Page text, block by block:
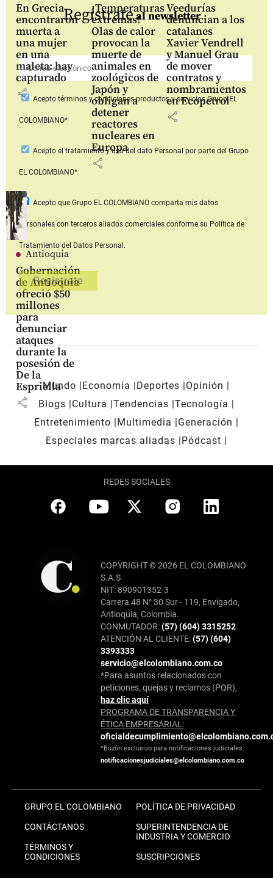
En Grecia
encontraron
muerta a
una mujer
en una
maleta: hay
capturado
share
¡Temperaturas
extremas!
Olas de calor
provocan la
muerte de
animales en
zoológicos de
Japón y
obligan a
detener
reactores
nucleares en
Europa
share
Veedurías
denuncian a los
catalanes
Xavier Vendrell
y Manuel Grau
de mover
contratos y
nombramientos
en Ecopetrol
share
Antioquia
Gobernación
de Antioquia
ofreció $50
millones
para
denunciar
ataques
durante la
posesión de
De la
Espriella
share
Regístrateal newsletter
Aceptotérminos y condiciones productos y serviciosGrupo EL
COLOMBIANO*
Acepto el tratamiento y uso del dato Personal por parte del Grupo
EL COLOMBIANO*
Acepto que Grupo EL COLOMBIANOcomparta mis datos
personales con terceros aliados comerciales conforme su Política de
Tratamiento del Datos Personal.
Mundo Economía Deportes
Opinión
Blogs
Cultura Tendencias Tecnología
Entretenimiento
Multimedia
Generación
Especiales marcas aliadas
Pódcast
REDES SOCIALES
COPYRIGHT © 2026 EL COLOMBIANO
S.A.S
NIT: 890901352-3
Carrera 48 N° 30 Sur - 119, Envigado,
Antioquia, Colombia.
CONMUTADOR:(57) (604) 3315252
ATENCIÓN AL CLIENTE:(57) (604)
3393333
servicio@elcolombiano.com.co
*Para asuntos relacionados con
peticiones, quejas y reclamos (PQR),
haz clic aquí
PROGRAMA DE TRANSPARENCIA Y
ÉTICA EMPRESARIAL:
*Buzón exclusivo para notificaciones judiciales:
notificacionesjudiciales@elcolombiano.com.co
GRUPO EL COLOMBIANO
CONTÁCTANOS
TÉRMINOS Y
CONDICIONES
POLÍTICA DE PRIVACIDAD
SUPERINTENDENCIA DE
INDUSTRIA Y COMERCIO
SUSCRIPCIONES